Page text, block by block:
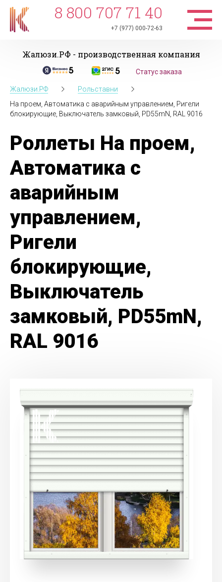
8 800 707 71 40
+7 (977) 000-72-63
Жалюзи.РФ - производственная компания
Статус заказа
Жалюзи.РФ
Рольставни
На проем, Автоматика с аварийным управлением, Ригели
блокирующие, Выключатель замковый, PD55mN, RAL 9016
Роллеты На проем,
Автоматика с
аварийным
управлением,
Ригели
блокирующие,
Выключатель
замковый, PD55mN,
RAL 9016